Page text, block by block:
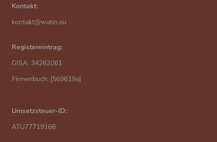
Kontakt:
kontakt@watin.eu
Registereintrag:
GISA: 34262061
Firmenbuch: [569619a]
Umsatzsteuer-ID:
ATU77719168